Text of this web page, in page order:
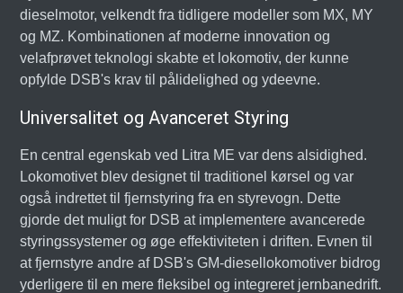
dieselmotor, velkendt fra tidligere modeller som MX, MY
og MZ. Kombinationen af moderne innovation og
velafprøvet teknologi skabte et lokomotiv, der kunne
opfylde DSB's krav til pålidelighed og ydeevne.
Universalitet og Avanceret Styring
En central egenskab ved Litra ME var dens alsidighed.
Lokomotivet blev designet til traditionel kørsel og var
også indrettet til fjernstyring fra en styrevogn. Dette
gjorde det muligt for DSB at implementere avancerede
styringssystemer og øge effektiviteten i driften. Evnen til
at fjernstyre andre af DSB's GM-diesellokomotiver bidrog
yderligere til en mere fleksibel og integreret jernbanedrift.